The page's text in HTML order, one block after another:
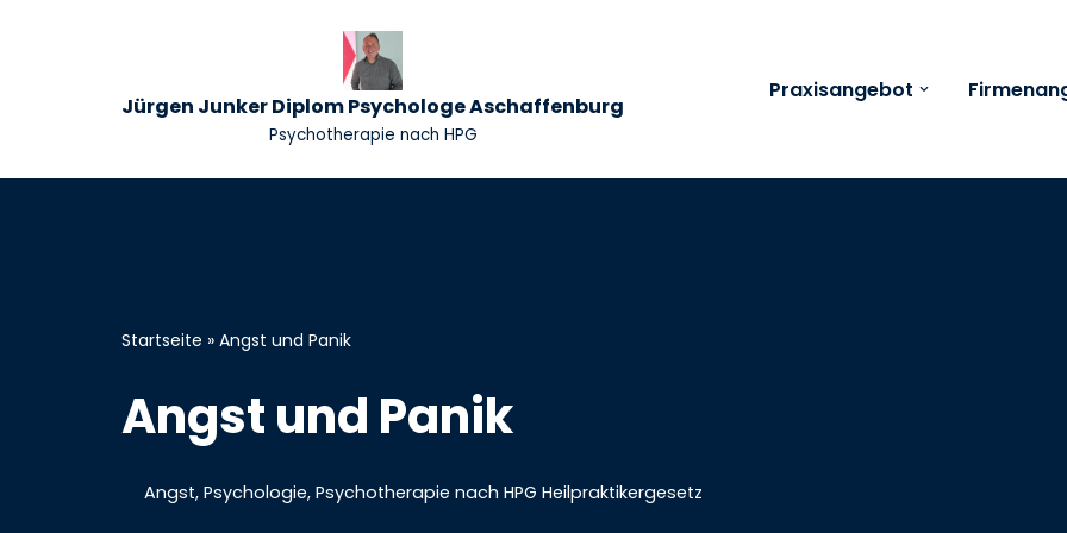
Jürgen Junker Diplom Psychologe Aschaffenburg
Psychotherapie nach HPG
Praxisangebot
Startseite » Angst und Panik
Angst und Panik
Angst, Psychologie, Psychotherapie nach HPG Heilpraktikergesetz